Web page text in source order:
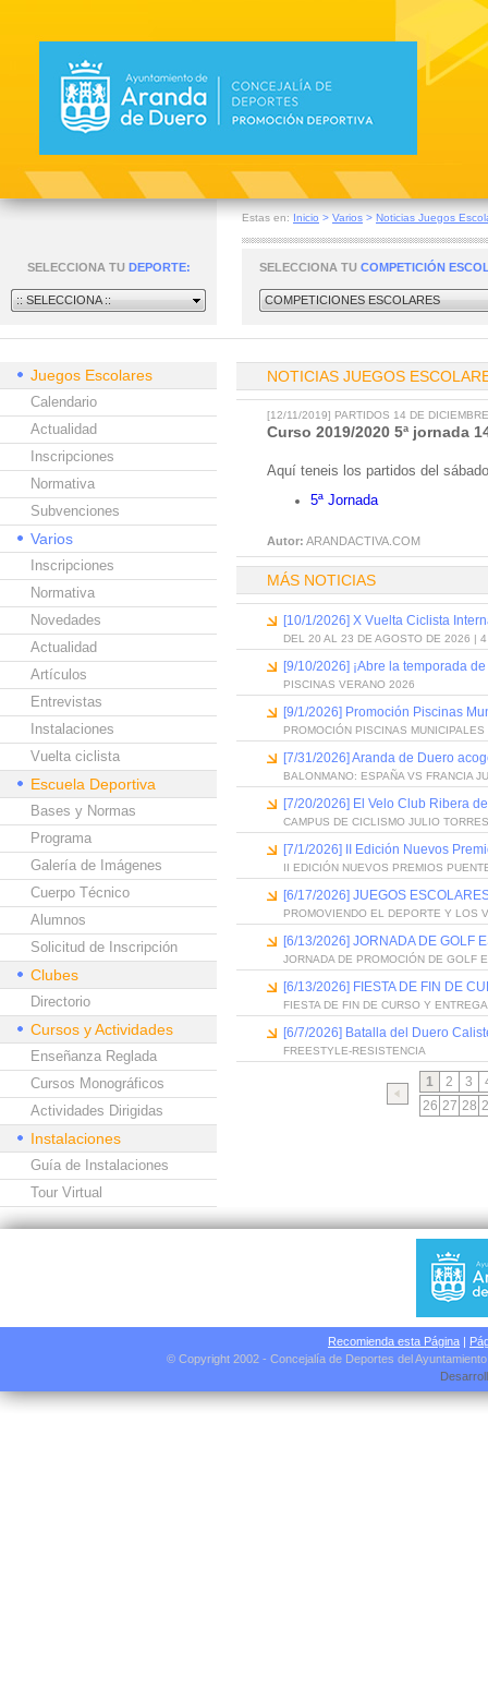
Estas en: Inicio > Varios > Noticias Juegos
SELECCIONA TU DEPORTE:
:: SELECCIONA ::
SELECCIONA TU COMPETICIÓN
COMPETICIONES ESCOLARES
Juegos Escolares
Calendario
Actualidad
Inscripciones
Normativa
Subvenciones
Varios
Inscripciones
Normativa
Novedades
Actualidad
Artículos
Entrevistas
Instalaciones
Vuelta ciclista
Escuela Deportiva
Bases y Normas
Programa
Galería de Imágenes
Cuerpo Técnico
Alumnos
Solicitud de Inscripción
Clubes
Directorio
Cursos y Actividades
Enseñanza Reglada
Cursos Monográficos
Actividades Dirigidas
Instalaciones
Guía de Instalaciones
Tour Virtual
NOTICIAS JUEGOS
[12/11/2019] PARTIDOS 14 DE
Curso 2019/2020 5ª jornada
Aquí teneis los partidos del
5ª Jornada
Autor: ARANDACTIVA.COM
MÁS NOTICIAS
[10/1/2026] X Vuelta Ciclista
DEL 20 AL 23 DE AGOSTO DE 2026 | 4
[9/10/2026] ¡Abre la temporada
PISCINAS VERANO 2026
[9/1/2026] Promoción Piscinas
PROMOCIÓN PISCINAS
[7/31/2026] Aranda de Duero
BALONMANO: ESPAÑA VS FRANCIA
[7/20/2026] El Velo Club Ribera
CAMPUS DE CICLISMO JULIO
[7/1/2026] II Edición Nuevos
II EDICIÓN NUEVOS PREMIOS
[6/17/2026] JUEGOS
PROMOVIENDO EL DEPORTE Y LOS
[6/13/2026] JORNADA DE GOLF
JORNADA DE PROMOCIÓN DE GOLF
[6/13/2026] FIESTA DE FIN DE
FIESTA DE FIN DE CURSO Y
[6/7/2026] Batalla del Duero
FREESTYLE-RESISTENCIA
1 2 3
26 27 28
Recomienda esta Página |
© Copyright 2002 - Concejalía de Deportes del